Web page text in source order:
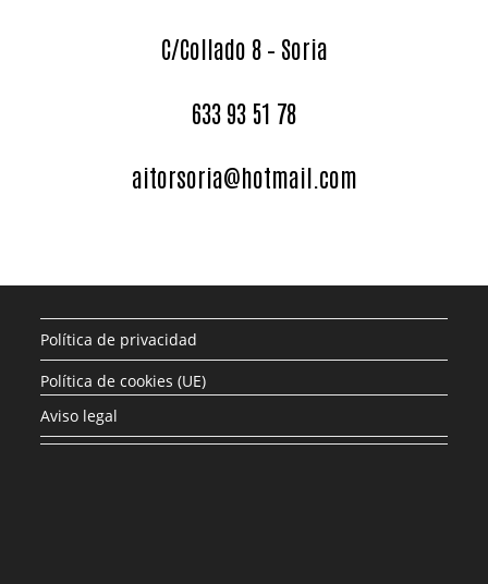
C/Collado 8 – Soria
633 93 51 78
aitorsoria@hotmail.com
Política de privacidad
Política de cookies (UE)
Aviso legal